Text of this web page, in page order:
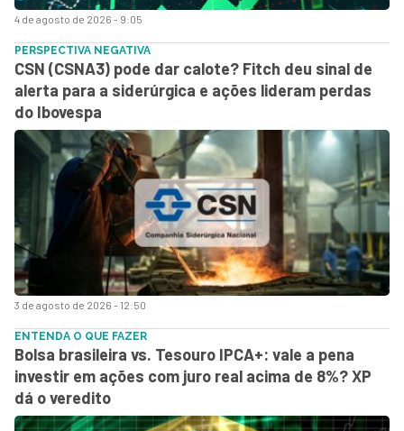
4 de agosto de 2026 - 9:05
3 de agosto de 2026 - 12:50
PERSPECTIVA NEGATIVA
CSN (CSNA3) pode dar calote? Fitch deu sinal de
alerta para a siderúrgica e ações lideram perdas
do Ibovespa
ENTENDA O QUE FAZER
Bolsa brasileira vs. Tesouro IPCA+: vale a pena
investir em ações com juro real acima de 8%? XP
dá o veredito